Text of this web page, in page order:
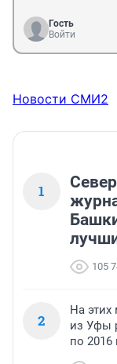
Гость
Войти
Новости СМИ2
1
105
2
На этих
из Уфы
по 2016